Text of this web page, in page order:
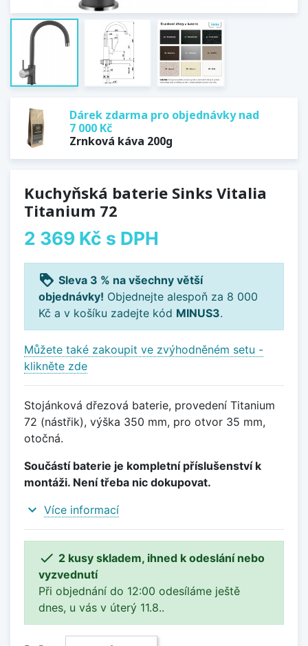
Dárek zdarma pro objednávky nad
7 000 Kč
Zrnková káva 200g
Kuchyňská baterie Sinks Vitalia
Titanium 72
2 369 Kč s DPH
loyalty Sleva 3 % na všechny větší
objednávky! Objednejte alespoň za 8 000
Kč a v košíku zadejte kód MINUS3.
Můžete také zakoupit ve zvýhodněném setu -
klikněte zde
Stojánková dřezová baterie, provedení Titanium
72 (nástřik), výška 350 mm, pro otvor 35 mm,
otočná.
Součástí baterie je kompletní příslušenství k
montáži. Není třeba nic dokupovat.
expand_more Více informací
 2 kusy skladem, ihned k odeslání nebo
vyzvednutí
Při objednání do 12:00 odesíláme ještě
dnes, u vás v úterý 11.8..